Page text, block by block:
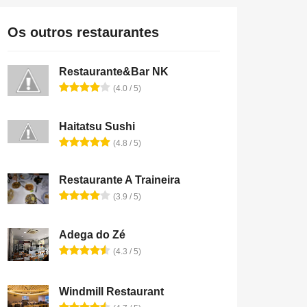
Os outros restaurantes
Restaurante&Bar NK
(4.0 / 5)
Haitatsu Sushi
(4.8 / 5)
Restaurante A Traineira
(3.9 / 5)
Adega do Zé
(4.3 / 5)
Windmill Restaurant